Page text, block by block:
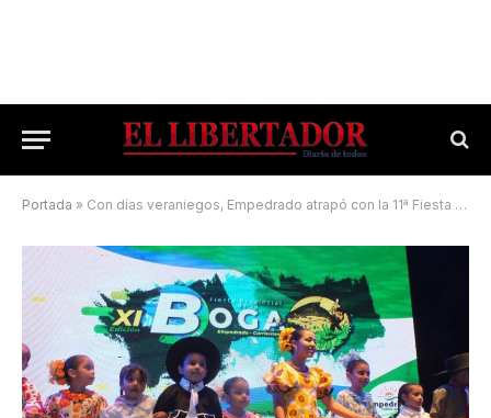
Portada » Con días veraniegos, Empedrado atrapó con la 11ª Fiesta de la Boga